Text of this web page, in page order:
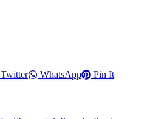
Twitter WhatsApp Pin It